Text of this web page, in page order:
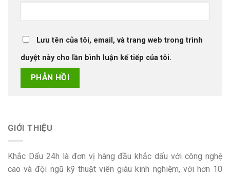
Lưu tên của tôi, email, và trang web trong trình
duyệt này cho lần bình luận kế tiếp của tôi.
GIỚI THIỆU
Khắc Dấu 24h là đơn vị hàng đầu khắc dấu với công nghệ
cao và đội ngũ kỹ thuật viên giàu kinh nghiệm, với hơn 10